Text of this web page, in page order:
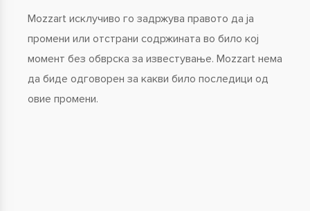
Mozzart исклучиво го задржува правото да ја
промени или отстрани содржината во било кој
момент без обврска за известување. Mozzart нема
да биде одговорен за какви било последици од
овие промени.